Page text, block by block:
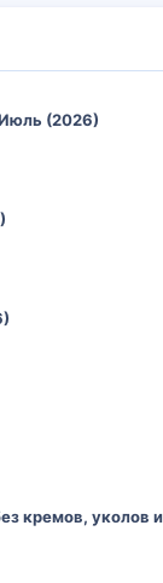
(2026)
кремов, уколов